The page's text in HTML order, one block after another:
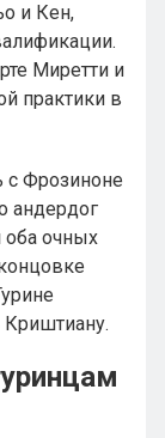
и Кен,
Миретти и
практики в
с Фрозиноне
андердог
оба очных
Криштиану.